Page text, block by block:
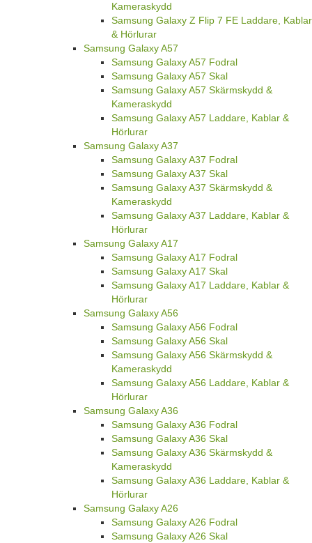
Kameraskydd
Samsung Galaxy Z Flip 7 FE Laddare, Kablar
& Hörlurar
Samsung Galaxy A57
Samsung Galaxy A57 Fodral
Samsung Galaxy A57 Skal
Samsung Galaxy A57 Skärmskydd &
Kameraskydd
Samsung Galaxy A57 Laddare, Kablar &
Hörlurar
Samsung Galaxy A37
Samsung Galaxy A37 Fodral
Samsung Galaxy A37 Skal
Samsung Galaxy A37 Skärmskydd &
Kameraskydd
Samsung Galaxy A37 Laddare, Kablar &
Hörlurar
Samsung Galaxy A17
Samsung Galaxy A17 Fodral
Samsung Galaxy A17 Skal
Samsung Galaxy A17 Laddare, Kablar &
Hörlurar
Samsung Galaxy A56
Samsung Galaxy A56 Fodral
Samsung Galaxy A56 Skal
Samsung Galaxy A56 Skärmskydd &
Kameraskydd
Samsung Galaxy A56 Laddare, Kablar &
Hörlurar
Samsung Galaxy A36
Samsung Galaxy A36 Fodral
Samsung Galaxy A36 Skal
Samsung Galaxy A36 Skärmskydd &
Kameraskydd
Samsung Galaxy A36 Laddare, Kablar &
Hörlurar
Samsung Galaxy A26
Samsung Galaxy A26 Fodral
Samsung Galaxy A26 Skal